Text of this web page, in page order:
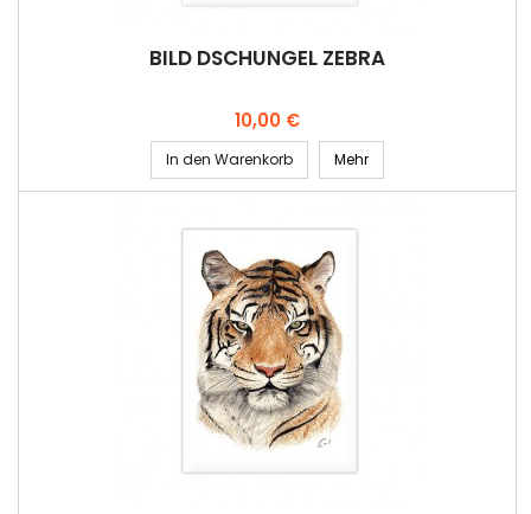
BILD DSCHUNGEL ZEBRA
Preis
10,00 €
In den Warenkorb Mehr